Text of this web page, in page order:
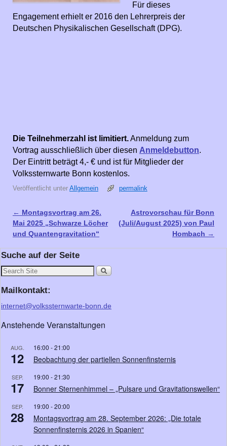
Für dieses
Engagement erhielt er 2016 den Lehrerpreis der
Deutschen Physikalischen Gesellschaft (DPG).
Die Teilnehmerzahl ist limitiert.Anmeldung zum
Vortrag ausschließlich über diesen Anmeldebutton.
Der Eintritt beträgt 4,- € und ist für Mitglieder der
Volkssternwarte Bonn kostenlos.
Veröffentlicht unter Allgemein permalink
Artikelnavigation
← Montagsvortrag am 26.
Mai 2025 „Schwarze Löcher
und Quantengravitation“
Astrovorschau für Bonn
(Juli/August 2025) von Paul
Hombach →
Suche auf der Seite
Mailkontakt:
internet@volkssternwarte-bonn.de
Anstehende Veranstaltungen
AUG.
12
16:00 -21:00
Beobachtung der partiellen Sonnenfinsternis
SEP.
17
19:00 -21:30
Bonner Sternenhimmel – „Pulsare und Gravitationswellen“
SEP.
28
19:00 -20:00
Montagsvortrag am 28. September 2026: „Die totale
Sonnenfinsternis 2026 in Spanien“